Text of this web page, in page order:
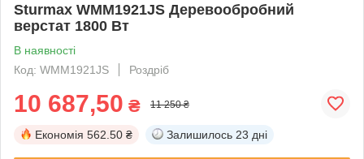
Sturmax WMM1921JS Деревообробний
верстат 1800 Вт
В наявності
Код: WMM1921JS
Роздріб
10 687,50 ₴ 11 250 ₴
Економія 562.50 ₴ Залишилось 23 дні